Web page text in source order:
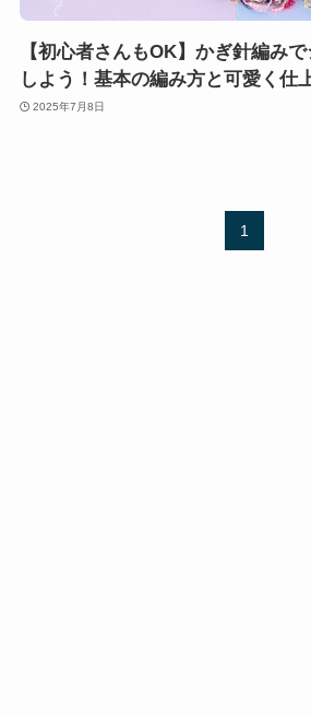
【初心者さんもOK】かぎ針編み
しよう！基本の編み方と可愛く仕
2025年7月8日
1